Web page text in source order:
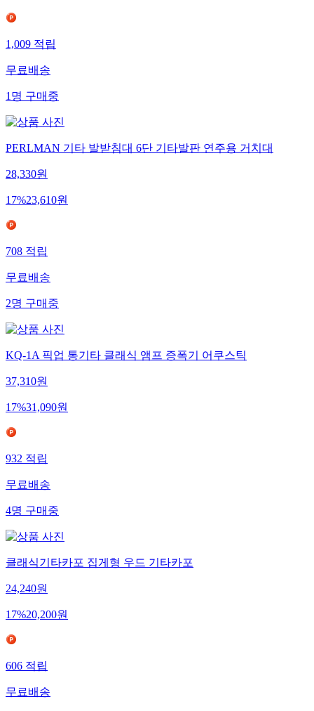
1,009 적립
무료배송
1 명 구매중
PERLMAN 기타 발받침대 6단 기타발판 연주용 거치대
28,330원
17%23,610원
708 적립
무료배송
2명 구매중
KQ-1A 픽업 통기타 클래식 앰프 증폭기 어쿠스틱
37,310원
17%31,090원
932 적립
무료배송
4명 구매중
클래식기타카포 집게형 우드 기타카포
24,240원
17%20,200원
606 적립
무료배송